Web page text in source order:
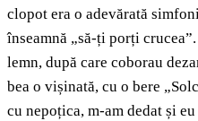
clopot era o adevărată
înseamnă „să-ți porți
lemn, după care coborau
bea o vișinată, cu o bere
cu nepoțica, m-am dedat și